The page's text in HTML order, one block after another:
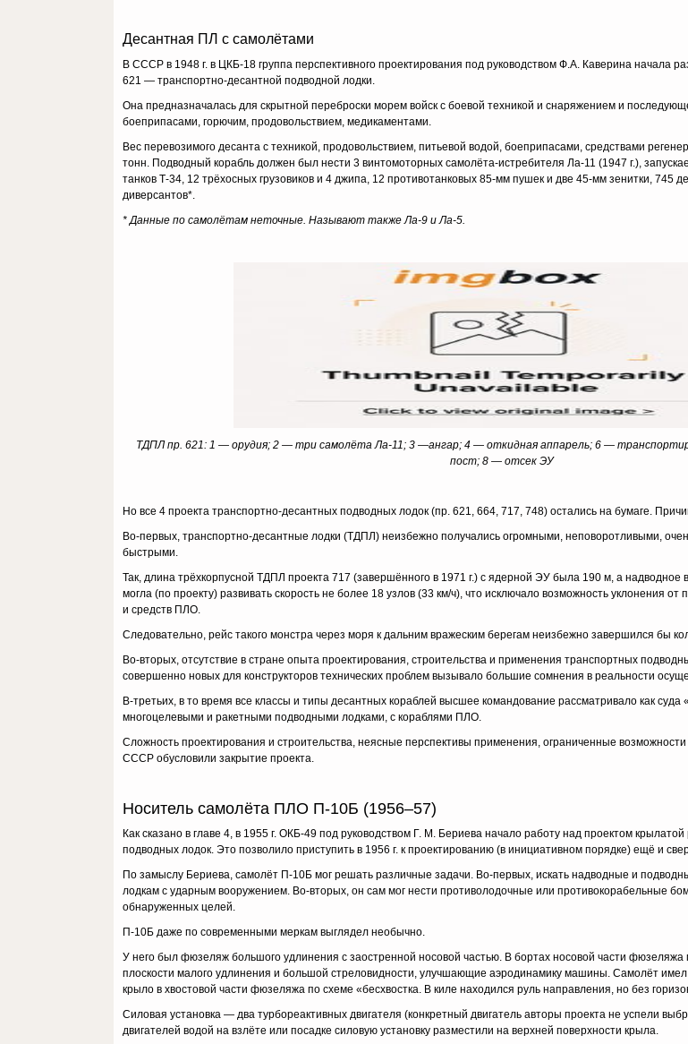
Десантная ПЛ с самолётами
В СССР в 1948 г. в ЦКБ-18 группа перспективного проектирования под руководством Ф.А. Каверина начала
621 — транспортно-десантной подводной лодки.
Она предназначалась для скрытной переброски морем войск с боевой техникой и снаряжением и
боеприпасами, горючим, продовольствием, медикаментами.
Вес перевозимого десанта с техникой, продовольствием, питьевой водой, боеприпасами, средствами
тонн. Подводный корабль должен был нести 3 винтомоторных самолёта-истребителя Ла-11 (1947 г.),
танков Т-34, 12 трёхосных грузовиков и 4 джипа, 12 противотанковых 85-мм пушек и две 45-мм зенитки, 745
диверсантов*.
* Данные по самолётам неточные. Называют также Ла-9 и Ла-5.
ТДПЛ пр. 621: 1 — орудия; 2 — три самолёта Ла-11; 3 —ангар; 4 — откидная аппарель; 6 —
пост; 8 — отсек ЭУ
Но все 4 проекта транспортно-десантных подводных лодок (пр. 621, 664, 717, 748) остались на бумаге.
Во-первых, транспортно-десантные лодки (ТДПЛ) неизбежно получались огромными, неповоротливыми,
быстрыми.
Так, длина трёхкорпусной ТДПЛ проекта 717 (завершённого в 1971 г.) с ядерной ЭУ была 190 м, а
могла (по проекту) развивать скорость не более 18 узлов (33 км/ч), что исключало возможность уклонения
и средств ПЛО.
Следовательно, рейс такого монстра через моря к дальним вражеским берегам неизбежно завершился бы
Во-вторых, отсутствие в стране опыта проектирования, строительства и применения транспортных
совершенно новых для конструкторов технических проблем вызывало большие сомнения в реальности
В-третьих, в то время все классы и типы десантных кораблей высшее командование рассматривало как суда
многоцелевыми и ракетными подводными лодками, с кораблями ПЛО.
Сложность проектирования и строительства, неясные перспективы применения, ограниченные
СССР обусловили закрытие проекта.
Носитель самолёта ПЛО П-10Б (1956–57)
Как сказано в главе 4, в 1955 г. ОКБ-49 под руководством Г. М. Бериева начало работу над проектом
подводных лодок. Это позволило приступить в 1956 г. к проектированию (в инициативном порядке) ещё и
По замыслу Бериева, самолёт П-10Б мог решать различные задачи. Во-первых, искать надводные и
лодкам с ударным вооружением. Во-вторых, он сам мог нести противолодочные или противокорабельные
обнаруженных целей.
П-10Б даже по современными меркам выглядел необычно.
У него был фюзеляж большого удлинения с заостренной носовой частью. В бортах носовой части фюзеляжа
плоскости малого удлинения и большой стреловидности, улучшающие аэродинамику машины. Самолёт
крыло в хвостовой части фюзеляжа по схеме «бесхвостка. В киле находился руль направления, но без
Силовая установка — два турбореактивных двигателя (конкретный двигатель авторы проекта не успели
двигателей водой на взлёте или посадке силовую установку разместили на верхней поверхности крыла.